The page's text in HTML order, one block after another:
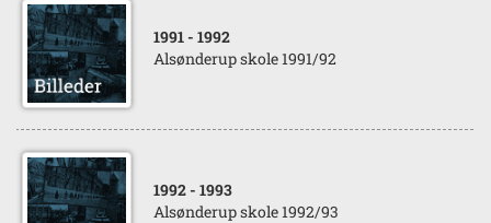
1991 - 1992
Alsønderup skole 1991/92
1992 - 1993
Alsønderup skole 1992/93